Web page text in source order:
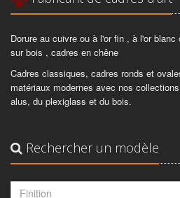
Dorure au cuivre ou à l'or fin , à l'or
sur bois , cadres en chêne
Cadres classiques, cadres ronds et
matériaux modernes avec nos
alus, du plexiglass et du bois.
Rechercher un modèle